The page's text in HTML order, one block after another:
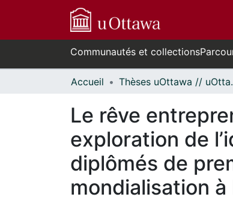
Communautés et collections
Accueil
Le rêve
exploration de
diplômés de
mondialisation à